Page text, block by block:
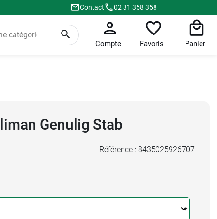
Contact 02 31 358 358
Compte Favoris Panier
Genulig Stab
Référence : 8435025926707